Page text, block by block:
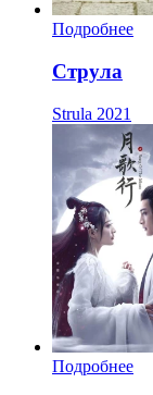
Подробнее
Струла
Strula 2021
Подробнее